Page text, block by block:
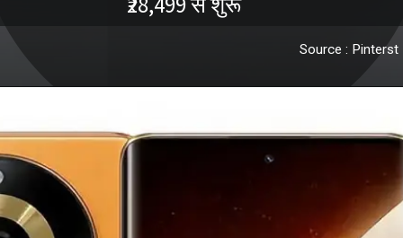
Source : Pinterst